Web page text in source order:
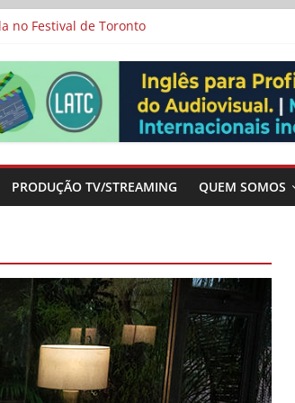
no Festival de Toronto
entre “Manas” e “O Agente Secreto”
criados a partir de histórias de vida
PRODUÇÃO TV/STREAMING QUEM SOMOS